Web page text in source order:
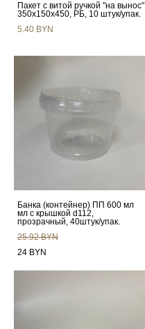
Пакет с витой ручкой "на вынос"
350х150х450, РБ, 10 штук/упак.
5.40 BYN
Банка (контейнер) ПП 600 мл
мл с крышкой d112,
прозрачный, 40штук/упак.
25.92 BYN
24 BYN